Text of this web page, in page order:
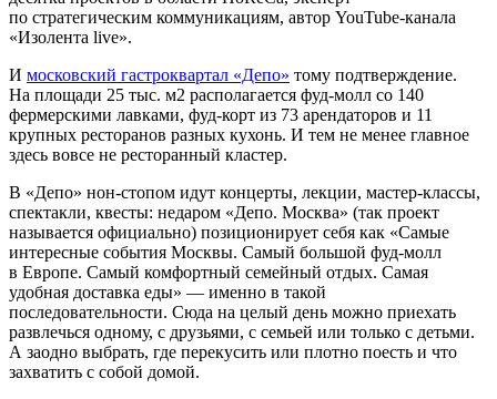
по стратегическим коммуникациям, автор YouTube-канала
«Изолента live».
И московский гастроквартал «Депо» тому подтверждение.
На площади 25 тыс. м2 располагается фуд-молл со 140
фермерскими лавками, фуд-корт из 73 арендаторов и 11
крупных ресторанов разных кухонь. И тем не менее главное
здесь вовсе не ресторанный кластер.
В «Депо» нон-стопом идут концерты, лекции, мастер-классы,
спектакли, квесты: недаром «Депо. Москва» (так проект
называется официально) позиционирует себя как «Самые
интересные события Москвы. Самый большой фуд-молл
в Европе. Самый комфортный семейный отдых. Самая
удобная доставка еды» — именно в такой
последовательности. Сюда на целый день можно приехать
развлечься одному, с друзьями, с семьей или только с детьми.
А заодно выбрать, где перекусить или плотно поесть и что
захватить с собой домой.